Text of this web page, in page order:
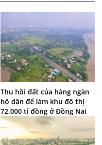
Thu hồi đất của hàng ngàn
hộ dân để làm khu đô thị
72.000 tỉ đồng ở Đồng Nai